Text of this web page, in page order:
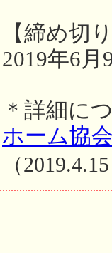
【締め切り
2019年6月
＊詳細に
ホーム協
（2019.4.15